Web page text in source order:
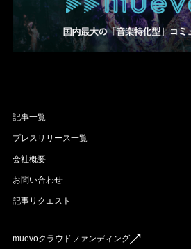
記事一覧
プレスリリース一覧
会社概要
お問い合わせ
記事リクエスト
muevoクラウドファンディング